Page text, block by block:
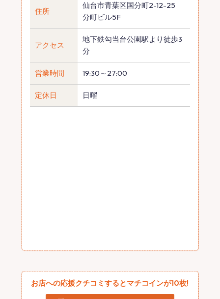
住所
仙台市青葉区国分町2-12-25
分町ビル5F
アクセス
地下鉄勾当台公園駅より徒歩3
分
営業時間 19:30～27:00
定休日 日曜
お店への応援クチコミするとマチコインが10枚!